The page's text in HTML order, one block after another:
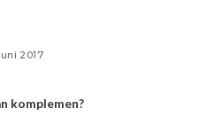
2017
komplemen?